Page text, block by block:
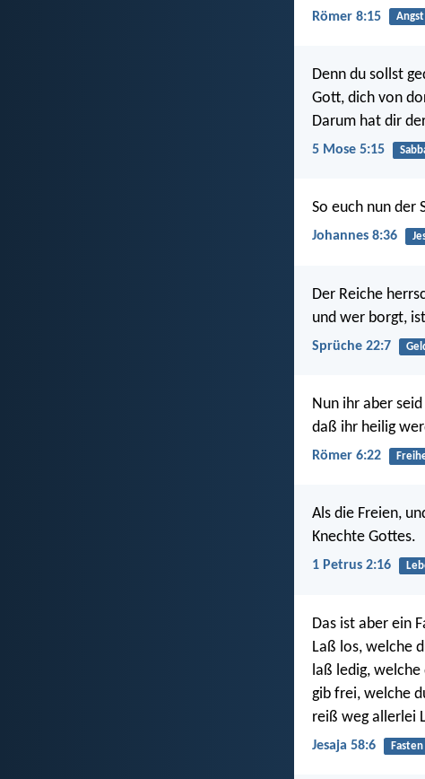
Römer 8:15 Angst
Denn du sollst
Gott, dich von
Darum hat dir
5 Mose 5:15
So euch nun der
Johannes 8:36
Der Reiche
und wer borgt,
Sprüche 22:7
Nun ihr aber
daß ihr heilig
Römer 6:22
Als die Freien,
Knechte Gottes.
1 Petrus 2:16
Das ist aber ein
Laß los, welche
laß ledig,
gib frei, welche
reiß weg allerlei
Jesaja 58:6 Fasten